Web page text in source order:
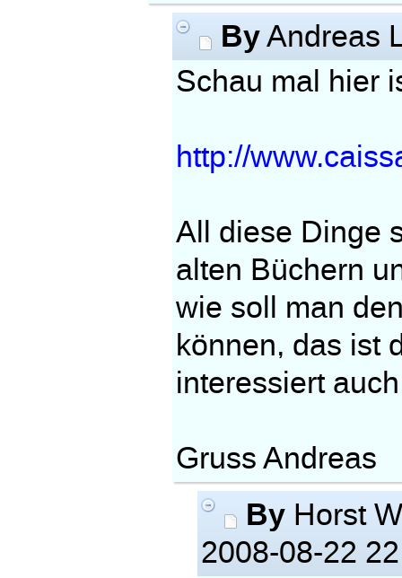
ByAndreas
Schau mal hier
http://
All diese Dinge
alten Büchern
wie soll man
können, das ist
interessiert
Gruss Andreas
By Horst
2008-08-22